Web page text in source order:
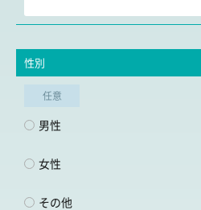
性別
任意
男性
女性
その他